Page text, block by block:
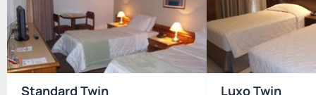
Standard Twin Luxo Twin